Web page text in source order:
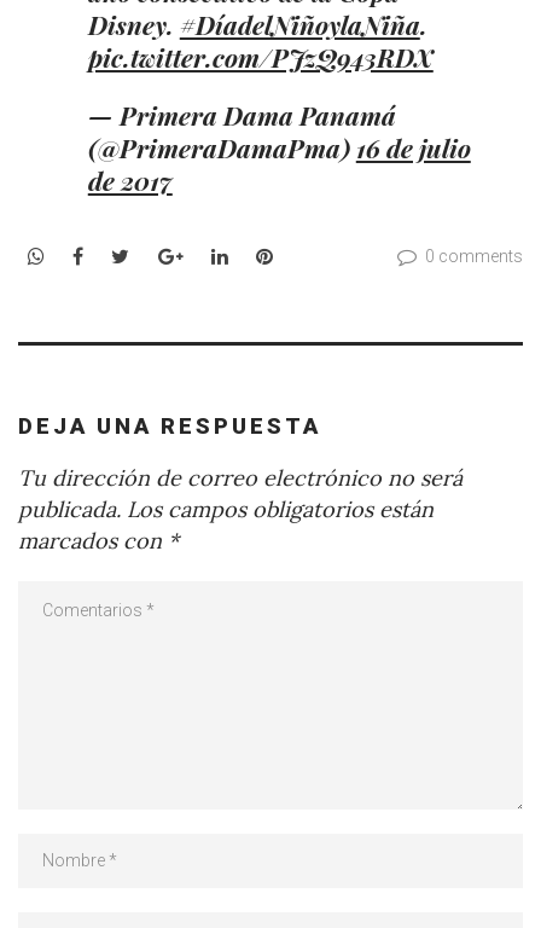
Disney. #DíadelNiñoylaNiña.
pic.twitter.com/PJzQ943RDX
— Primera Dama Panamá
(@PrimeraDamaPma) 16 de julio
de 2017
WhatsApp
Facebook
TwitterGoogle+LinkedInPinterest 0 comments
DEJA UNA RESPUESTA
Tu dirección de correo electrónico no será
publicada. Los campos obligatorios están
marcados con *